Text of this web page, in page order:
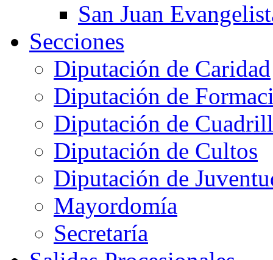
San Juan
Secciones
Diputación de Caridad
Diputación de
Diputación de
Diputación de Cultos
Diputación de
Mayordomía
Secretaría